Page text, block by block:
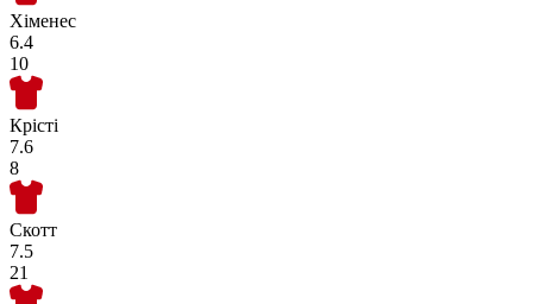
Хіменес
6.4
10
Крісті
7.6
8
Скотт
7.5
21